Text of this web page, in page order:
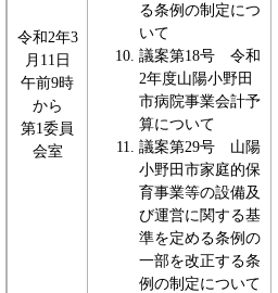
令和2年3
月11日
午前9時
から
第1委員
会室
る条例の制定につ
いて
議案第18号 令和
2年度山陽小野田
市病院事業会計予
算について
議案第29号 山陽
小野田市家庭的保
育事業等の設備及
び運営に関する基
準を定める条例の
一部を改正する条
例の制定について